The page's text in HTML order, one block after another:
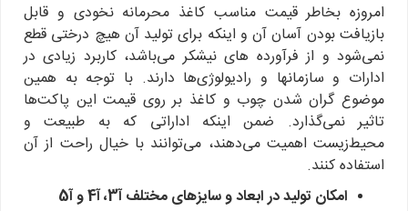
امروزه بخاطر قیمت مناسب کاغذ محرمانه نخودی و قابل
بازیافت بودن آسان آن و اینکه برای تولید آن هیچ درختی قطع
نمی‌شود و از فرآورده های نیشکر می‌باشد، کاربرد زیادی در
ادارات و سازمانها و رادیولوژی‌ها دارند. با توجه به همین
موضوع گران شدن چوب و کاغذ بر روی قیمت این پاکت‌ها
تاثیر نمی‌گذارد. ضمن اینکه اداراتی که به طبیعت و
محیط‌زیست اهمیت می‌دهند، می‌توانند با خیال راحت از آن
استفاده کنند.
امکان تولید در ابعاد و سایزهای مختلف آ3، آ4 و آ5